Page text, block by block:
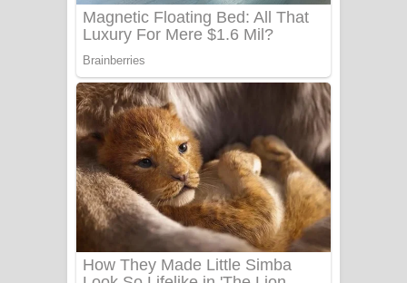
BTS : Hooligan Lyrics
Apa Hamuwee Song Lyrics - අප හමුවී
ගීතයේ පද පෙළ
PATHINIYE Song Lyrics - පතිනියනේ
ගීතයේ පද පෙළ
Sorry Sir Song Lyrics - සොරි සර්
ගීතයේ පද පෙළ